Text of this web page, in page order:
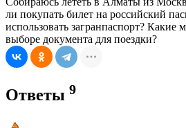
ли покупать билет на российский
использовать загранпаспорт?
выборе документа для поездки?
Ответы 9